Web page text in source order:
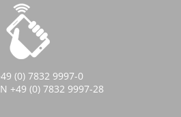
(0) 7832 9997-0
+49 (0) 7832 9997-28